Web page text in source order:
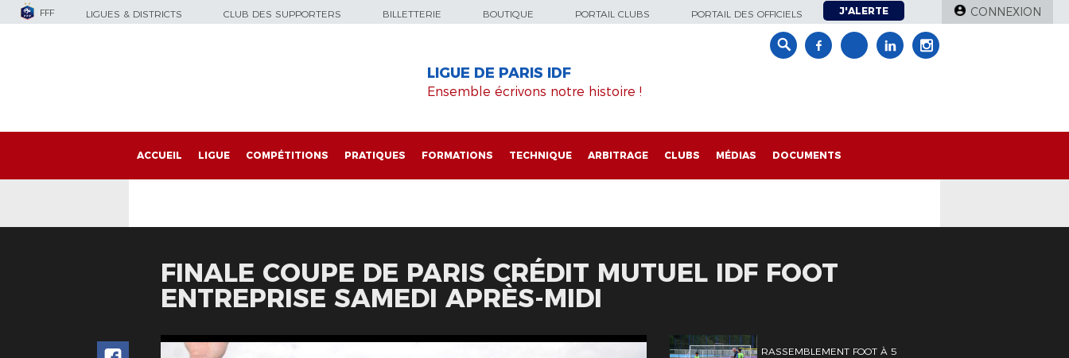
FFF LIGUES & DISTRICTS CLUB DES SUPPORTERS BILLETTERIE BOUTIQUE PORTAIL CLUBS PORTAIL DES OFFICIELS J'ALERTE CONNEXION
LIGUE DE PARIS IDF
Ensemble écrivons notre histoire !
ACCUEIL LIGUE COMPÉTITIONS PRATIQUES FORMATIONS TECHNIQUE ARBITRAGE CLUBS MÉDIAS DOCUMENTS
FINALE COUPE DE PARIS CRÉDIT MUTUEL IDF FOOT
ENTREPRISE SAMEDI APRÈS-MIDI
RASSEMBLEMENT FOOT À 5